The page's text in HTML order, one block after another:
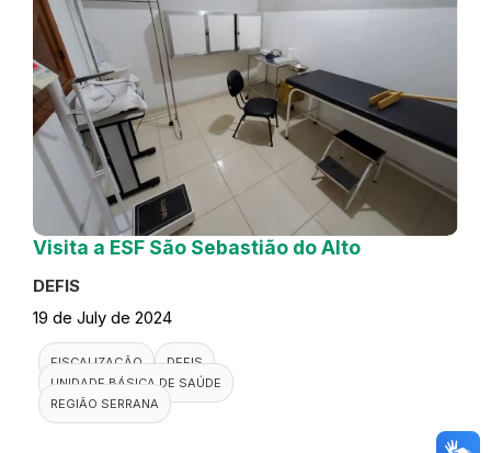
Visita a ESF São Sebastião do Alto
DEFIS
19 de July de 2024
FISCALIZAÇÃO
DEFIS
UNIDADE BÁSICA DE SAÚDE
REGIÃO SERRANA